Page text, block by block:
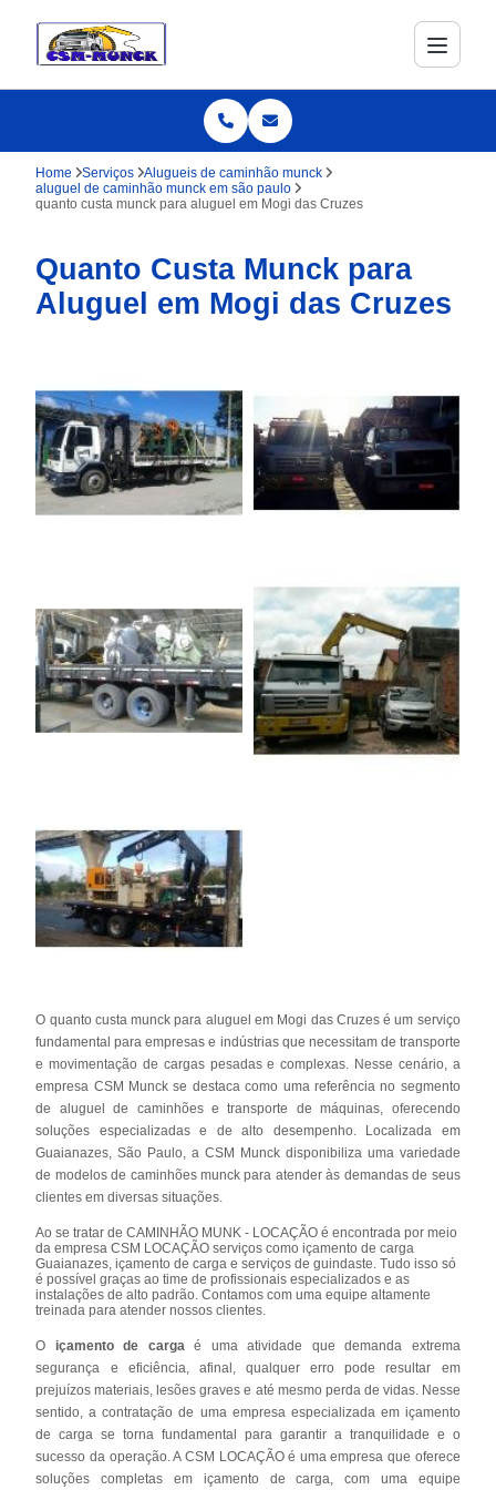
Home Serviços
Alugueis de caminhão munck
aluguel de caminhão munck em são paulo
quanto custa munck para aluguel em Mogi das Cruzes
Quanto Custa Munck para
Aluguel em Mogi das Cruzes
O quanto custa munck para aluguel em Mogi das Cruzes é um serviço
fundamental para empresas e indústrias que necessitam de transporte
e movimentação de cargas pesadas e complexas. Nesse cenário, a
empresa CSM Munck se destaca como uma referência no segmento
de aluguel de caminhões e transporte de máquinas, oferecendo
soluções especializadas e de alto desempenho. Localizada em
Guaianazes, São Paulo, a CSM Munck disponibiliza uma variedade
de modelos de caminhões munck para atender às demandas de seus
clientes em diversas situações.
Ao se tratar de CAMINHÃO MUNK - LOCAÇÃO é encontrada por meio
da empresa CSM LOCAÇÃO serviços como içamento de carga
Guaianazes, içamento de carga e serviços de guindaste. Tudo isso só
é possível graças ao time de profissionais especializados e as
instalações de alto padrão. Contamos com uma equipe altamente
treinada para atender nossos clientes.
O içamento de carga é uma atividade que demanda extrema
segurança e eficiência, afinal, qualquer erro pode resultar em
prejuízos materiais, lesões graves e até mesmo perda de vidas. Nesse
sentido, a contratação de uma empresa especializada em içamento
de carga se torna fundamental para garantir a tranquilidade e o
sucesso da operação. A CSM LOCAÇÃO é uma empresa que oferece
soluções completas em içamento de carga, com uma equipe